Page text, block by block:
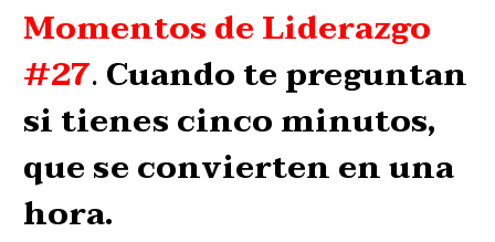
Momentos de Liderazgo
#27.Cuando te preguntan
si tienes cinco minutos,
que se convierten en una
hora.